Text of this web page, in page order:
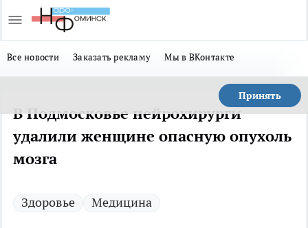
Все новости Заказать рекламу Мы в ВКонтакте
Принять
В Подмосковье нейрохирурги
удалили женщине опасную опухоль
мозга
Здоровье Медицина